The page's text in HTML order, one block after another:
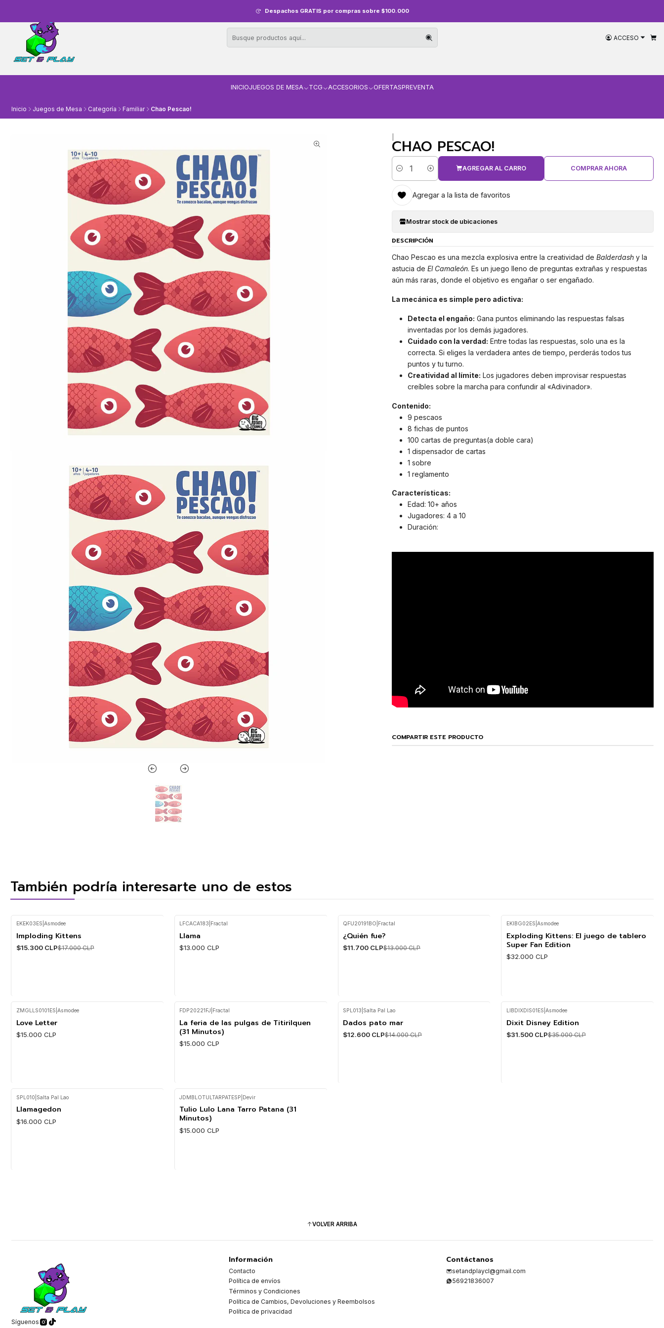
ACCESO
INICIOJUEGOS DE MESA TCG ACCESORIOS OFERTASPREVENTA
Despachos GRATIS por compras sobre $100.000
Inicio Juegos de Mesa Categoría Familiar Chao Pescao!
CHAO PESCAO!
Cantidad
AGREGAR AL CARRO COMPRAR AHORA
Agregar a la lista de favoritos
Mostrar stock de ubicaciones
DESCRIPCIÓN
Chao Pescao es una mezcla explosiva entre la creatividad de Balderdashy la
astucia de El Camaleón. Es un juego lleno de preguntas extrañas y respuestas
aún más raras, donde el objetivo es engañar o ser engañado.
La mecánica es simple pero adictiva:
Detecta el engaño: Gana puntos eliminando las respuestas falsas
inventadas por los demás jugadores.
Cuidado con la verdad: Entre todas las respuestas, solo una es la
correcta. Si eliges la verdadera antes de tiempo, perderás todos tus
puntos y tu turno.
Creatividad al límite: Los jugadores deben improvisar respuestas
creíbles sobre la marcha para confundir al «Adivinador».
Contenido:
9 pescaos
8 fichas de puntos
100 cartas de preguntas(a doble cara)
1 dispensador de cartas
1 sobre
1 reglamento
Características:
Edad: 10+ años
Jugadores: 4 a 10
Duración:
COMPARTIR ESTE PRODUCTO
También podría interesarte uno de estos
-10%
EKEK03ES Asmodee
Imploding Kittens
$15.300 CLP$17.000 CLP
LFCACA183 Fractal
Llama
$13.000 CLP
-10%
QFU20191BO Fractal
¿Quién fue?
$11.700 CLP$13.000 CLP
EKIBG02ES Asmodee
Exploding Kittens: El juego de tablero
Super Fan Edition
$32.000 CLP
ZMGLLS0101ES Asmodee
Love Letter
$15.000 CLP
FDP20221FJ Fractal
La feria de las pulgas de Titirilquen
(31 Minutos)
$15.000 CLP
-10%
SPL013 Salta Pal Lao
Dados pato mar
$12.600 CLP$14.000 CLP
-10%
LIBDIXDIS01ES Asmodee
Dixit Disney Edition
$31.500 CLP$35.000 CLP
SPL010 Salta Pal Lao
Llamagedon
$16.000 CLP
JDMBLOTULTARPATESP Devir
Tulio Lulo Lana Tarro Patana (31
Minutos)
$15.000 CLP
VOLVER ARRIBA
Síguenos
Información
Contacto
Política de envíos
Términos y Condiciones
Política de Cambios, Devoluciones y Reembolsos
Política de privacidad
Contáctanos
setandplaycl@gmail.com
56921836007